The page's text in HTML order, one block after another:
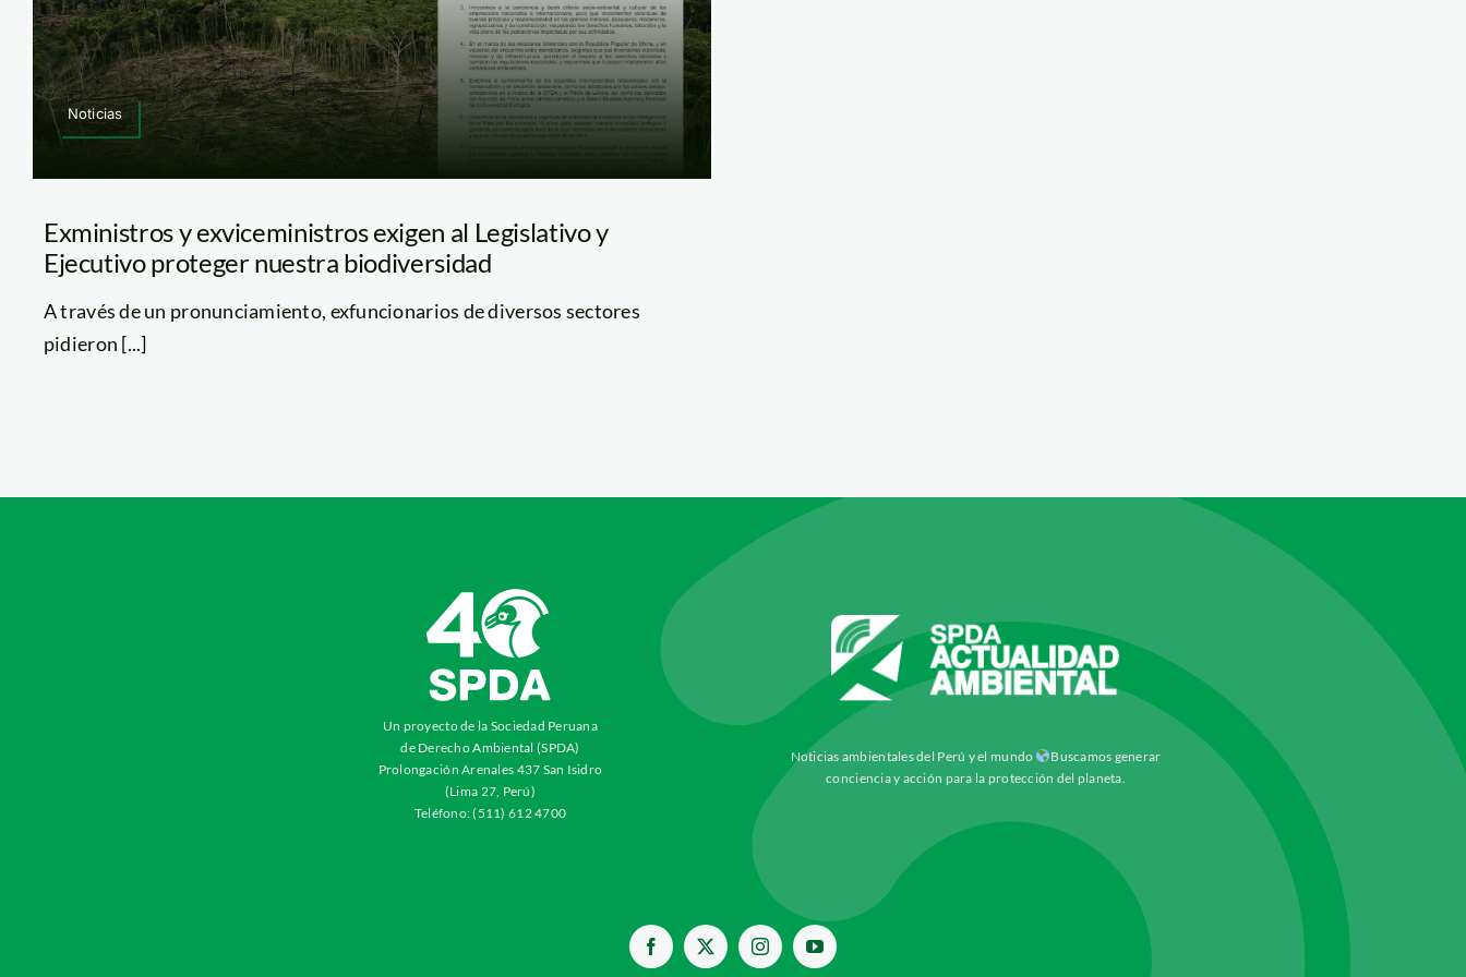
Noticias
Exministros y exviceministros exigen al Legislativo y
Ejecutivo proteger nuestra biodiversidad
A través de un pronunciamiento, exfuncionarios de diversos sectores
pidieron [...]
Un proyecto de la Sociedad Peruana
de Derecho Ambiental (SPDA)
Prolongación Arenales 437 San Isidro
(Lima 27, Perú)
Teléfono: (511) 612 4700
Noticias ambientales del Perú y el mundo
Buscamos generar
conciencia y acción para la protección del planeta.